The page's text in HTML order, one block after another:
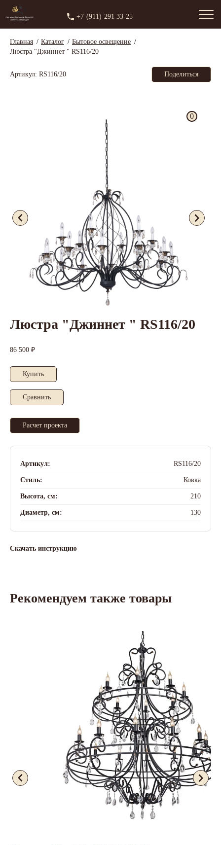
+7 (911) 291 33 25
0
Главная Каталог
Бытовое освещение
Люстра "Джиннет " RS116/20
Артикул: RS116/20 Поделиться
Люстра "Джиннет " RS116/20
86 500 ₽
Купить
Cравнить
Расчет проекта
Артикул: RS116/20
Стиль: Ковка
Высота, см: 210
Диаметр, см: 130
Скачать инструкцию
Рекомендуем также товары